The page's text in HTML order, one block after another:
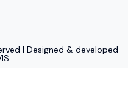
| Designed & developed